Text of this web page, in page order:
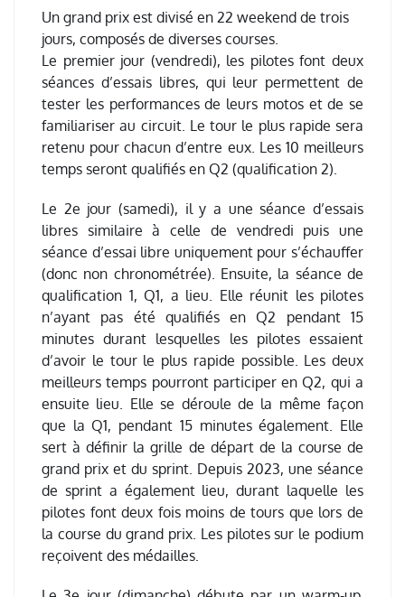
Un grand prix est divisé en 22 weekend de trois
jours, composés de diverses courses.
Le premier jour (vendredi), les pilotes font deux
séances d’essais libres, qui leur permettent de
tester les performances de leurs motos et de se
familiariser au circuit. Le tour le plus rapide sera
retenu pour chacun d’entre eux. Les 10 meilleurs
temps seront qualifiés en Q2 (qualification 2).
Le 2e jour (samedi), il y a une séance d’essais
libres similaire à celle de vendredi puis une
séance d’essai libre uniquement pour s’échauffer
(donc non chronométrée). Ensuite, la séance de
qualification 1, Q1, a lieu. Elle réunit les pilotes
n’ayant pas été qualifiés en Q2 pendant 15
minutes durant lesquelles les pilotes essaient
d’avoir le tour le plus rapide possible. Les deux
meilleurs temps pourront participer en Q2, qui a
ensuite lieu. Elle se déroule de la même façon
que la Q1, pendant 15 minutes également. Elle
sert à définir la grille de départ de la course de
grand prix et du sprint. Depuis 2023, une séance
de sprint a également lieu, durant laquelle les
pilotes font deux fois moins de tours que lors de
la course du grand prix. Les pilotes sur le podium
reçoivent des médailles.